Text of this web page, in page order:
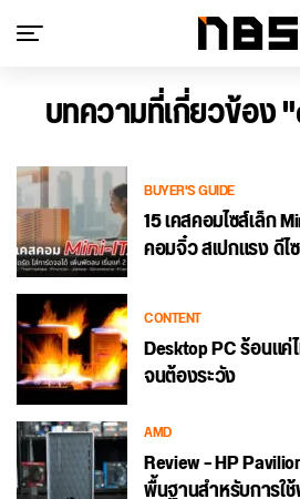
บทความที่เกี่ยวข้อง
BUYER'S GUIDE
15 เคสคอมไซส์เล็ก
คอมจิ๋ว สเปกแรง ดีไ
CONTENT
Desktop PC ร้อนแ
จนต้องระวัง
AMD
Review – HP
พื้นฐานสำหรับการใช้